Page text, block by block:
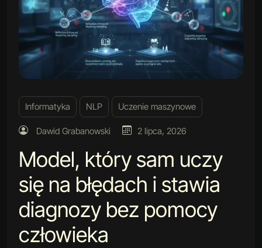
Informatyka NLP Uczenie maszynowe
Dawid Grabanowski 2 lipca, 2026
Model, który sam uczy
się na błędach i stawia
diagnozy bez pomocy
człowieka